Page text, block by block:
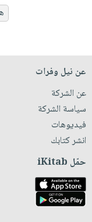
عن نيل وفرات
عن الشركة
سياسة الشركة
فيديوهات
انشر كتابك
حمّل iKitab